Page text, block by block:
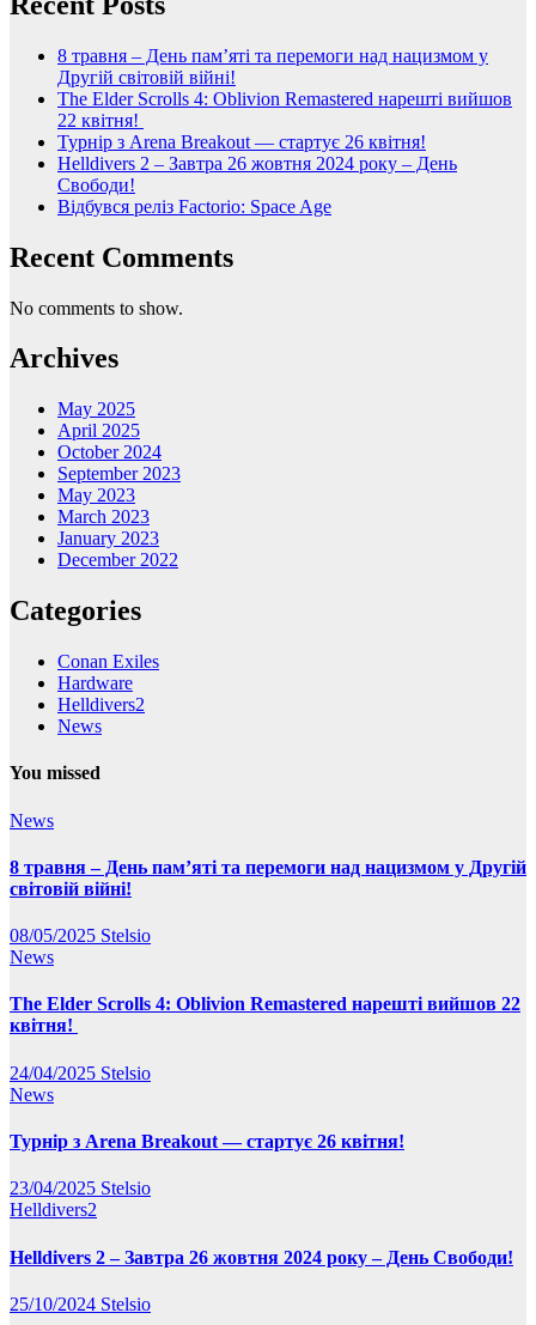
8 травня – День пам’яті та перемоги над нацизмом у
Другій світовій війні!
The Elder Scrolls 4: Oblivion Remastered нарешті вийшов
22 квітня!
Турнір з Arena Breakout — стартує 26 квітня!
Helldivers 2 – Завтра 26 жовтня 2024 року – День
Свободи!
Відбувся реліз Factorio: Space Age
Recent Comments
No comments to show.
Archives
May 2025
April 2025
October 2024
September 2023
May 2023
March 2023
January 2023
December 2022
Categories
Conan Exiles
Hardware
Helldivers2
News
You missed
News
8 травня – День пам’яті та перемоги над нацизмом у Другій
світовій війні!
08/05/2025 Stelsio
News
The Elder Scrolls 4: Oblivion Remastered нарешті вийшов 22
квітня!
24/04/2025 Stelsio
News
Турнір з Arena Breakout — стартує 26 квітня!
23/04/2025 Stelsio
Helldivers2
Helldivers 2 – Завтра 26 жовтня 2024 року – День Свободи!
25/10/2024 Stelsio